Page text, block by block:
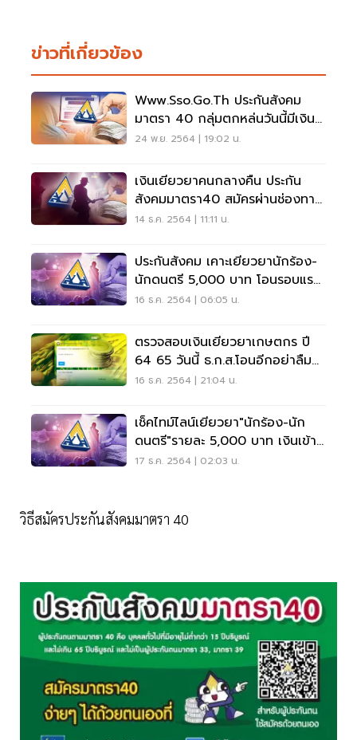
ข่าวที่เกี่ยวข้อง
Www.sso.go.th ประกันสังคม
มาตรา 40 กลุ่มตกหล่นวันนี้มีเงิน
โอนเข้าเช็คด่วน
24 พ.ย. 2564 | 19:02 น.
เงินเยียวยาคนกลางคืน ประกัน
สังคมมาตรา40 สมัครผ่านช่องทาง
ไหนเช็คที่นี่
14 ธ.ค. 2564 | 11:11 น.
ประกันสังคม เคาะเยียวยานักร้อง-
นักดนตรี 5,000 บาท โอนรอบแรก
เริ่ม 29 ธ.ค.นี้
16 ธ.ค. 2564 | 06:05 น.
ตรวจสอบเงินเยียวยาเกษตกร ปี
64 65 วันนี้ ธ.ก.ส.โอนอีกอย่าลืม
เช็คสิทธิด่วน
16 ธ.ค. 2564 | 21:04 น.
เช็คไทม์ไลน์เยียวยา"นักร้อง-นัก
ดนตรี"รายละ 5,000 บาท เงินเข้า
เมื่อไร
17 ธ.ค. 2564 | 02:03 น.
วิธีสมัครประกันสังคมมาตรา 40